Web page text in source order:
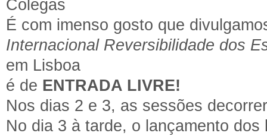
Colegas
É com imenso gosto que
Internacional Reversibilidade dos
em Lisboa
é de ENTRADA LIVRE!
Nos dias 2 e 3, as sessões
No dia 3 à tarde, o lançamento